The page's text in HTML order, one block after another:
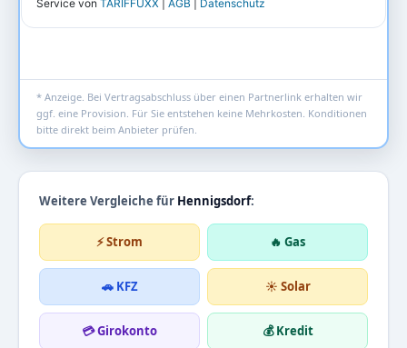
* Anzeige. Bei Vertragsabschluss über einen Partnerlink erhalten wir
ggf. eine Provision. Für Sie entstehen keine Mehrkosten. Konditionen
bitte direkt beim Anbieter prüfen.
Weitere Vergleiche für Hennigsdorf:
⚡ Strom 🔥 Gas
🚗 KFZ ☀️ Solar
💳 Girokonto 💰 Kredit